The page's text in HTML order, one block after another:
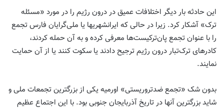
این حادثه بار دیگر اختلافات عمیق در درون رژیم را در مورد «مسئله
ترک» آشکار کرد. زیرا در حالی که ایرانشهریها یا ملی‌گرایان فارس تجمع
را با عنوان تجمع پان‌ترکیست‌ها معرفی کرده و به آن حمله کردند،
کادرهای ترک‌تبار درون رژیم ترجیح دادند یا سکوت کنند یا از آن حمایت
نمایند.
بدون شک «تجمع ضدتروریستی» اورمیه یکی از بزرگترین تجمعات ملی و
شاید بزرگترین آنها در تاریخ آذربایجان جنوبی بود. با این اجتماع عظیم